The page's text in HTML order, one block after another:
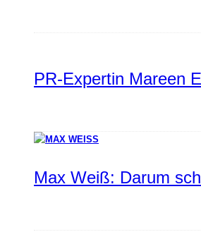
PR-Expertin Mareen
Max Weiß: Darum